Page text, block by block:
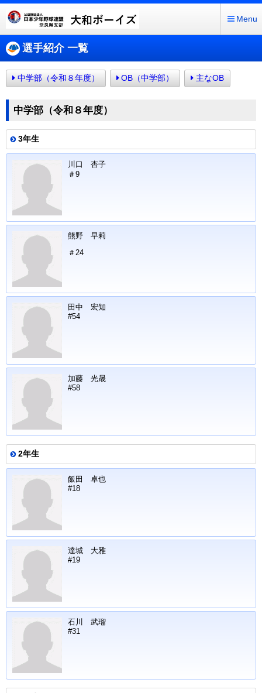
Menu
選手紹介 一覧
中学部（令和８年度） OB（中学部） 主なOB
中学部（令和８年度）
3年生
川口 杏子
＃9
熊野 早莉
＃24
田中 宏知
#54
加藤 光晟
#58
2年生
飯田 卓也
#18
達城 大雅
#19
石川 武瑠
#31